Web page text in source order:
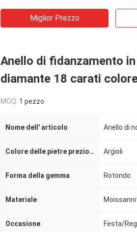
Miglior Prezzo
Anello di fidanzamento
diamante 18 carati
MOQ: 1 pezzo
Nome dell' articolo
Colore delle pietre preziose Argioli
Forma della gemma Rotondo
Materiale
Occasione Festa/